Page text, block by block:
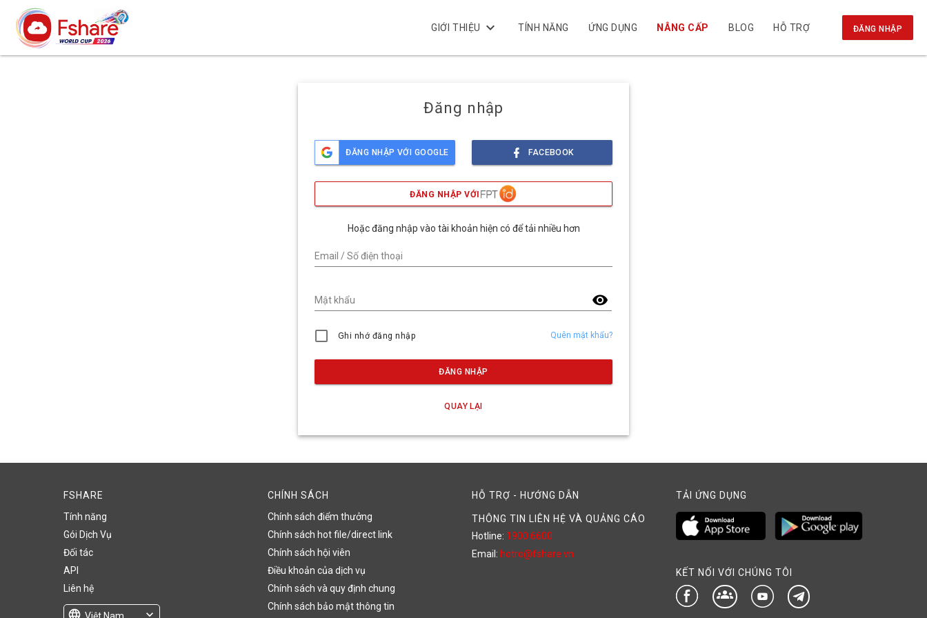
GIỚI THIỆU keyboard_arrow_down TÍNH NĂNG ỨNG DỤNG NÂNG CẤP BLOG HỖ TRỢ ĐĂNG NHẬP
Đăng nhập
ĐĂNG NHẬP VỚI GOOGLE FACEBOOK
ĐĂNG NHẬP VỚI
Hoặc đăng nhập vào tài khoản hiện có để tải nhiều hơn
Email / Số điện thoại
visibility
Mật khẩu
Ghi nhớ đăng nhập Quên mật khẩu?
ĐĂNG NHẬP
QUAY LẠI
FSHARE
Tính năng
Gói Dịch Vụ
Đối tác
API
Liên hệ
language Việt Nam expand_more
CHÍNH SÁCH
Chính sách điểm thưởng
Chính sách hot file/direct link
Chính sách hội viên
Điều khoản của dịch vụ
Chính sách và quy định chung
Chính sách bảo mật thông tin
HỖ TRỢ - HƯỚNG DẪN
THÔNG TIN LIÊN HỆ VÀ QUẢNG CÁO
Hotline: 1900 6600
Email: hotro@fshare.vn
TẢI ỨNG DỤNG
KẾT NỐI VỚI CHÚNG TÔI
groups